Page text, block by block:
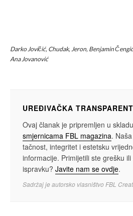
Darko Jovičić, Chudak, Jeron, Benjamin
Ana Jovanović
UREĐIVAČKA
Ovaj članak je pripremljen u
smjernicama FBL magazina.
tačnost, integritet i estetsku
informacije. Primijetili ste grešku
ispravku? Javite nam se ovdje.
Sadržaj je autorsko vlasništvo FBL